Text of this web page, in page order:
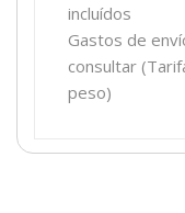
incluídos
Gastos de
consultar
peso)